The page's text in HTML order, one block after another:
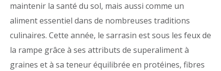
maintenir la santé du sol, mais aussi comme un
aliment essentiel dans de nombreuses traditions
culinaires. Cette année, le sarrasin est sous les feux de
la rampe grâce à ses attributs de superaliment à
graines et à sa teneur équilibrée en protéines, fibres